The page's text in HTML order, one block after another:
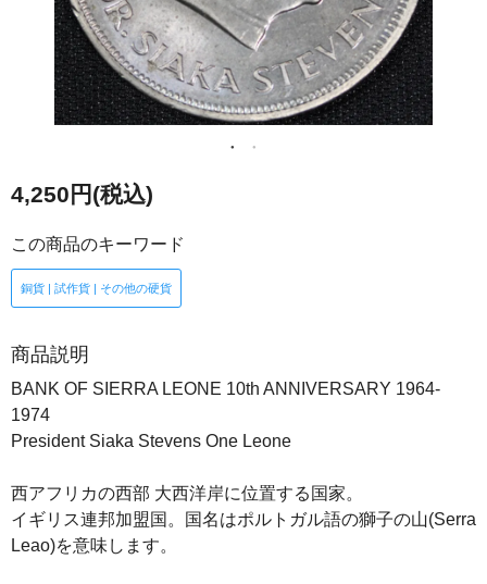
4,250円(税込)
この商品のキーワード
銅貨 | 試作貨 | その他の硬貨
商品説明
BANK OF SIERRA LEONE 10th ANNIVERSARY 1964-
1974
President Siaka Stevens One Leone
西アフリカの西部 大西洋岸に位置する国家。
イギリス連邦加盟国。国名はポルトガル語の獅子の山(Serra
Leao)を意味します。